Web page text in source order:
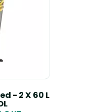
- 2 X 60 L